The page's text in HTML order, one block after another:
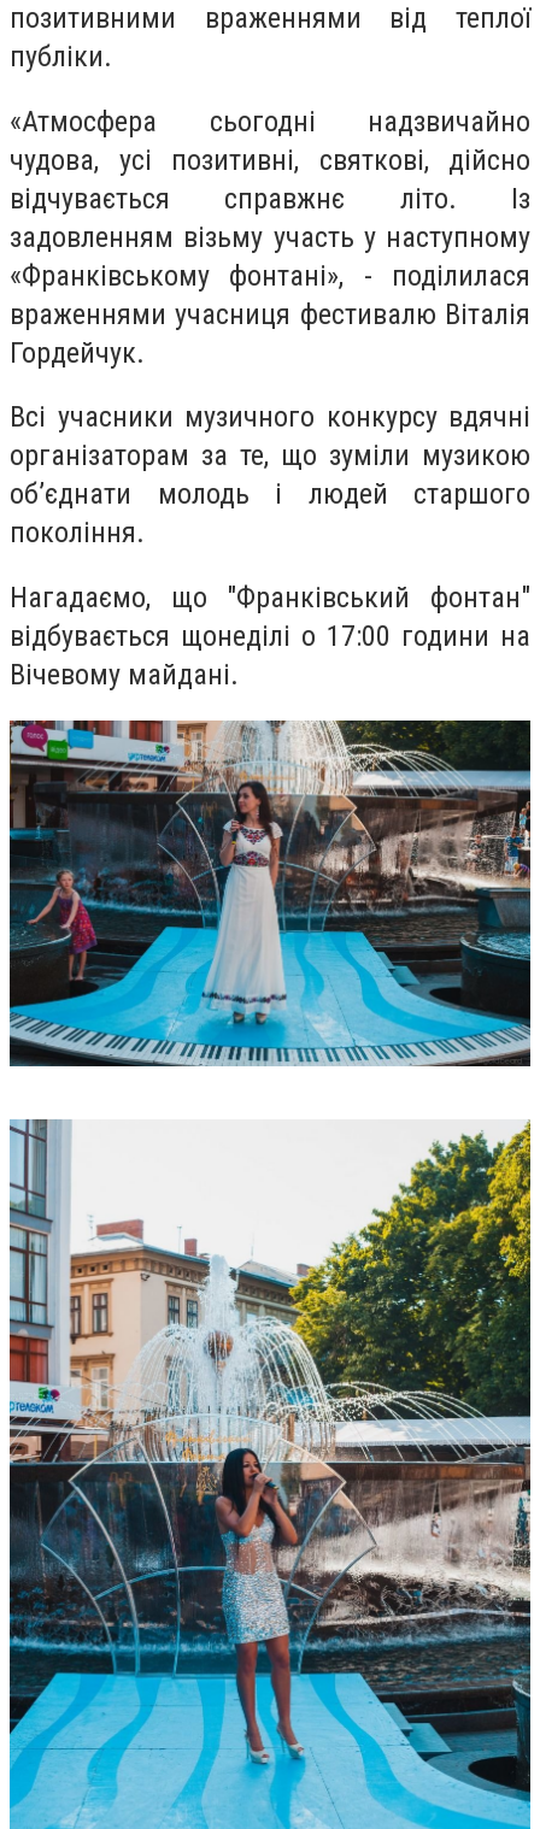
позитивними враженнями від теплої
публіки.
«Атмосфера сьогодні надзвичайно
чудова, усі позитивні, святкові, дійсно
відчувається справжнє літо. Із
задовленням візьму участь у наступному
«Франківському фонтані», - поділилася
враженнями учасниця фестивалю Віталія
Гордейчук.
Всі учасники музичного конкурсу вдячні
організаторам за те, що зуміли музикою
об’єднати молодь і людей старшого
покоління.
Нагадаємо, що "Франківський фонтан"
відбувається щонеділі о 17:00 години на
Вічевому майдані.